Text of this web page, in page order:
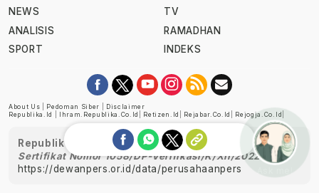
NEWS
ANALISIS
SPORT
TV
RAMADHAN
INDEKS
About Us Pedoman Siber
Disclaimer
Republika.id
Ihram.republika.co.id Retizen.id Rejabar.co.id Rejogja.co.id
Republika telah diverifikasi oleh Dewan Pers
Sertifikat Nomor 1058/DP-Verifikasi/K/XII/2022
https://dewanpers.or.id/data/perusahaanpers